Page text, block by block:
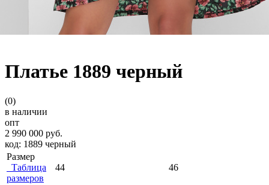
Платье 1889 черный
(0)
в наличии
опт
2 990 000 руб.
код: 1889 черный
Размер
Таблица
размеров
44 46